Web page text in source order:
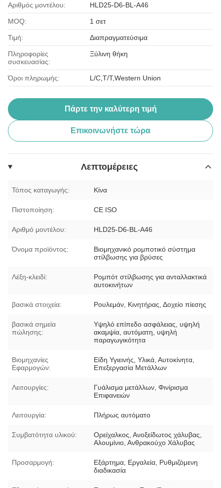
Αριθμός μοντέλου: HLD25-D6-BL-A46
MOQ: 1 σετ
Τιμή: Διαπραγματεύσιμα
Πληροφορίες
συσκευασίας:
Ξύλινη θήκη
Όροι πληρωμής: L/C,T/T,Western Union
Πάρτε την καλύτερη τιμή
Επικοινωνήστε τώρα
Λεπτομέρειες
Τόπος καταγωγής: Κίνα
Πιστοποίηση: CE ISO
Αριθμό μοντέλου: HLD25-D6-BL-A46
Όνομα προϊόντος:
Βιομηχανικό ρομποτικό σύστημα
στίλβωσης για βρύσες
Λέξη-κλειδί:
Ρομπότ στίλβωσης για ανταλλακτικά
αυτοκινήτων
βασικά στοιχεία: Ρουλεμάν, Κινητήρας, Δοχείο πίεσης
βασικά σημεία
πώλησης:
Υψηλό επίπεδο ασφάλειας, υψηλή
ακαμψία, αυτόματη, υψηλή
παραγωγικότητα
Βιομηχανίες
Εφαρμογών:
Είδη Υγιεινής, Υλικά, Αυτοκίνητα,
Επεξεργασία Μετάλλων
Λειτουργίες:
Γυάλισμα μετάλλων, Φινίρισμα
Επιφανειών
Λειτουργία: Πλήρως αυτόματο
Συμβατότητα υλικού:
Ορείχαλκος, Ανοξείδωτος χάλυβας,
Αλουμίνιο, Ανθρακούχο Χάλυβας
Προσαρμογή:
Εξάρτημα, Εργαλεία, Ρυθμιζόμενη
διαδικασία